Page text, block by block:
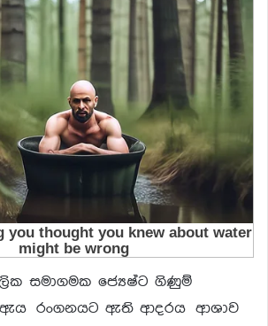
සමාගමක ජ්‍යෙෂ්ට ගිණුම්
රංගනයට ඇති ආදරය ආශාව